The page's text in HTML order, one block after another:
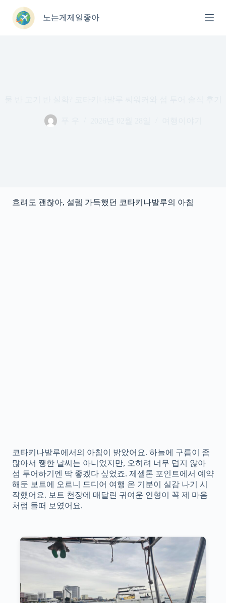
노는게제일좋아
흐려도 괜찮아, 설렘 가득했던 코타키나발루의 아침
코타키나발루에서의 아침이 밝았어요. 하늘에 구름이 좀
많아서 쨍한 날씨는 아니었지만, 오히려 너무 덥지 않아
섬 투어하기엔 딱 좋겠다 싶었죠. 제셀톤 포인트에서 예약
해둔 보트에 오르니 드디어 여행 온 기분이 실감 나기 시
작했어요. 보트 천장에 매달린 귀여운 인형이 꼭 제 마음
처럼 들떠 보였어요.